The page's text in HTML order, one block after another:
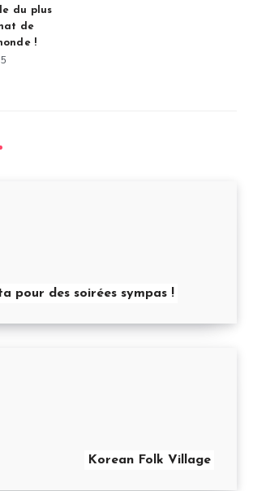
du plus
de
!
pour des soirées sympas !
Korean Folk Village